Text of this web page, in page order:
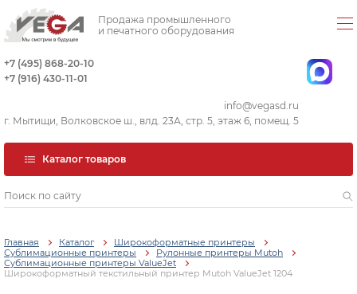
Продажа промышленного
и печатного оборудования
+7 (495) 868-20-10
+7 (916) 430-11-01
info@vegasd.ru
г. Мытищи, Волковское ш., влд. 23А, стр. 5, этаж 6, помещ. 5
Каталог товаров
Главная Каталог
Широкоформатные принтеры
Сублимационные принтеры
Рулонные принтеры Mutoh
Сублимационные принтеры ValueJet
Широкоформатный текстильный принтер Mutoh ValueJet 1204